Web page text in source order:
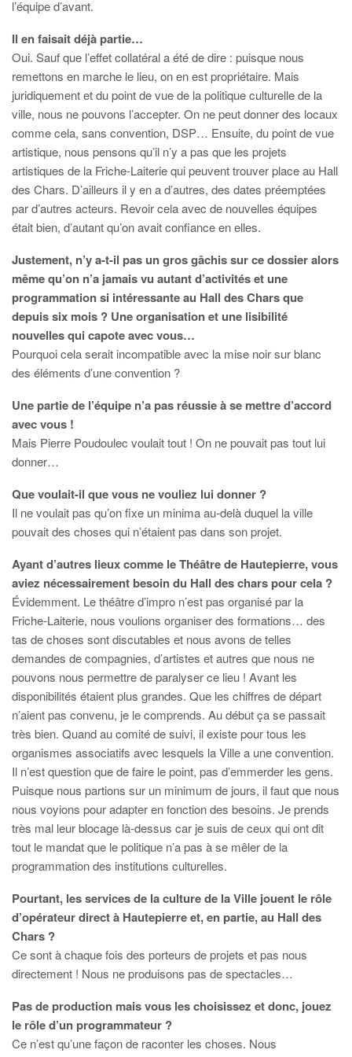
l’équipe d’avant.
Il en faisait déjà partie…
Oui. Sauf que l’effet collatéral a été de dire : puisque nous
remettons en marche le lieu, on en est propriétaire. Mais
juridiquement et du point de vue de la politique culturelle de la
ville, nous ne pouvons l’accepter. On ne peut donner des locaux
comme cela, sans convention, DSP… Ensuite, du point de vue
artistique, nous pensons qu’il n’y a pas que les projets
artistiques de la Friche-Laiterie qui peuvent trouver place au Hall
des Chars. D’ailleurs il y en a d’autres, des dates préemptées
par d’autres acteurs. Revoir cela avec de nouvelles équipes
était bien, d’autant qu’on avait confiance en elles.
Justement, n’y a-t-il pas un gros gâchis sur ce dossier alors
même qu’on n’a jamais vu autant d’activités et une
programmation si intéressante au Hall des Chars que
depuis six mois ? Une organisation et une lisibilité
nouvelles qui capote avec vous…
Pourquoi cela serait incompatible avec la mise noir sur blanc
des éléments d’une convention ?
Une partie de l’équipe n’a pas réussie à se mettre d’accord
avec vous !
Mais Pierre Poudoulec voulait tout ! On ne pouvait pas tout lui
donner…
Que voulait-il que vous ne vouliez lui donner ?
Il ne voulait pas qu’on fixe un minima au-delà duquel la ville
pouvait des choses qui n’étaient pas dans son projet.
Ayant d’autres lieux comme le Théâtre de Hautepierre, vous
aviez nécessairement besoin du Hall des chars pour cela ?
Évidemment. Le théâtre d’impro n’est pas organisé par la
Friche-Laiterie, nous voulions organiser des formations… des
tas de choses sont discutables et nous avons de telles
demandes de compagnies, d’artistes et autres que nous ne
pouvons nous permettre de paralyser ce lieu ! Avant les
disponibilités étaient plus grandes. Que les chiffres de départ
n’aient pas convenu, je le comprends. Au début ça se passait
très bien. Quand au comité de suivi, il existe pour tous les
organismes associatifs avec lesquels la Ville a une convention.
Il n’est question que de faire le point, pas d’emmerder les gens.
Puisque nous partions sur un minimum de jours, il faut que nous
nous voyions pour adapter en fonction des besoins. Je prends
très mal leur blocage là-dessus car je suis de ceux qui ont dit
tout le mandat que le politique n’a pas à se mêler de la
programmation des institutions culturelles.
Pourtant, les services de la culture de la Ville jouent le rôle
d’opérateur direct à Hautepierre et, en partie, au Hall des
Chars ?
Ce sont à chaque fois des porteurs de projets et pas nous
directement ! Nous ne produisons pas de spectacles…
Pas de production mais vous les choisissez et donc, jouez
le rôle d’un programmateur ?
Ce n’est qu’une façon de raconter les choses. Nous